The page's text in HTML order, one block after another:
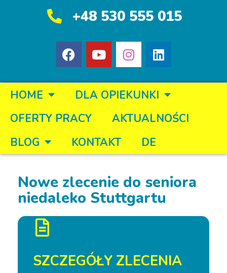
+48 530 555 015
HOME
DLA OPIEKUNKI
OFERTY PRACY
AKTUALNOŚCI
BLOG
KONTAKT DE
Nowe zlecenie do seniora
niedaleko Stuttgartu
SZCZEGÓŁY ZLECENIA